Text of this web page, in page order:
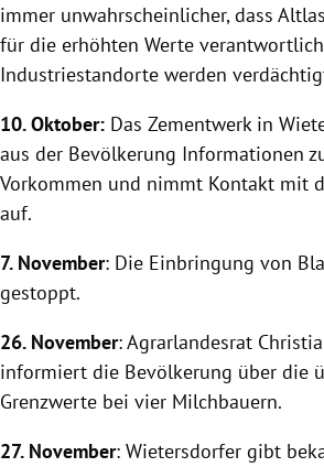
immer unwahrscheinlicher, dass
für die erhöhten Werte
Industriestandorte werden
10. Oktober: Das Zementwerk in
aus der Bevölkerung Informationen
Vorkommen und nimmt Kontakt mit
auf.
7. November: Die Einbringung von
gestoppt.
26. November: Agrarlandesrat
informiert die Bevölkerung über die
Grenzwerte bei vier Milchbauern.
27. November: Wietersdorfer gibt